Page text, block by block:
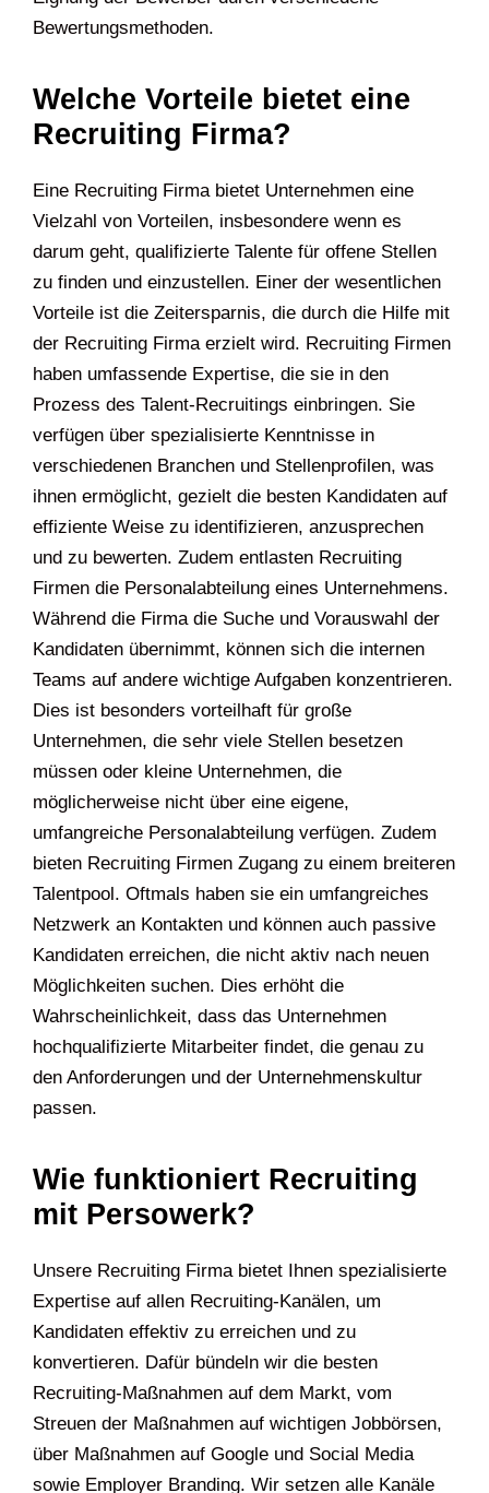
Bewertungsmethoden.
Welche Vorteile bietet eine
Recruiting Firma?
Eine Recruiting Firma bietet Unternehmen eine
Vielzahl von Vorteilen, insbesondere wenn es
darum geht, qualifizierte Talente für offene Stellen
zu finden und einzustellen. Einer der wesentlichen
Vorteile ist die Zeitersparnis, die durch die Hilfe mit
der Recruiting Firma erzielt wird. Recruiting Firmen
haben umfassende Expertise, die sie in den
Prozess des Talent-Recruitings einbringen. Sie
verfügen über spezialisierte Kenntnisse in
verschiedenen Branchen und Stellenprofilen, was
ihnen ermöglicht, gezielt die besten Kandidaten auf
effiziente Weise zu identifizieren, anzusprechen
und zu bewerten. Zudem entlasten Recruiting
Firmen die Personalabteilung eines Unternehmens.
Während die Firma die Suche und Vorauswahl der
Kandidaten übernimmt, können sich die internen
Teams auf andere wichtige Aufgaben konzentrieren.
Dies ist besonders vorteilhaft für große
Unternehmen, die sehr viele Stellen besetzen
müssen oder kleine Unternehmen, die
möglicherweise nicht über eine eigene,
umfangreiche Personalabteilung verfügen. Zudem
bieten Recruiting Firmen Zugang zu einem breiteren
Talentpool. Oftmals haben sie ein umfangreiches
Netzwerk an Kontakten und können auch passive
Kandidaten erreichen, die nicht aktiv nach neuen
Möglichkeiten suchen. Dies erhöht die
Wahrscheinlichkeit, dass das Unternehmen
hochqualifizierte Mitarbeiter findet, die genau zu
den Anforderungen und der Unternehmenskultur
passen.
Wie funktioniert Recruiting
mit Persowerk?
Unsere Recruiting Firma bietet Ihnen spezialisierte
Expertise auf allen Recruiting-Kanälen, um
Kandidaten effektiv zu erreichen und zu
konvertieren. Dafür bündeln wir die besten
Recruiting-Maßnahmen auf dem Markt, vom
Streuen der Maßnahmen auf wichtigen Jobbörsen,
über Maßnahmen auf Google und Social Media
sowie Employer Branding. Wir setzen alle Kanäle